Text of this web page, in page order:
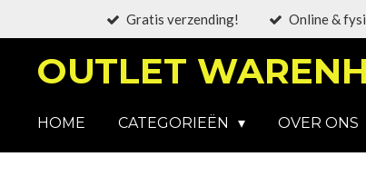
hoofdinhoud
Gratis verzending! Online &
OUTLET
HOME CATEGORIEËN OVER ONS